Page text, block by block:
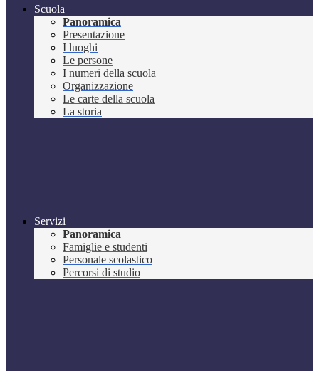
Scuola
Panoramica
Presentazione
I luoghi
Le persone
I numeri della scuola
Organizzazione
Le carte della scuola
La storia
Servizi
Panoramica
Famiglie e studenti
Personale scolastico
Percorsi di studio